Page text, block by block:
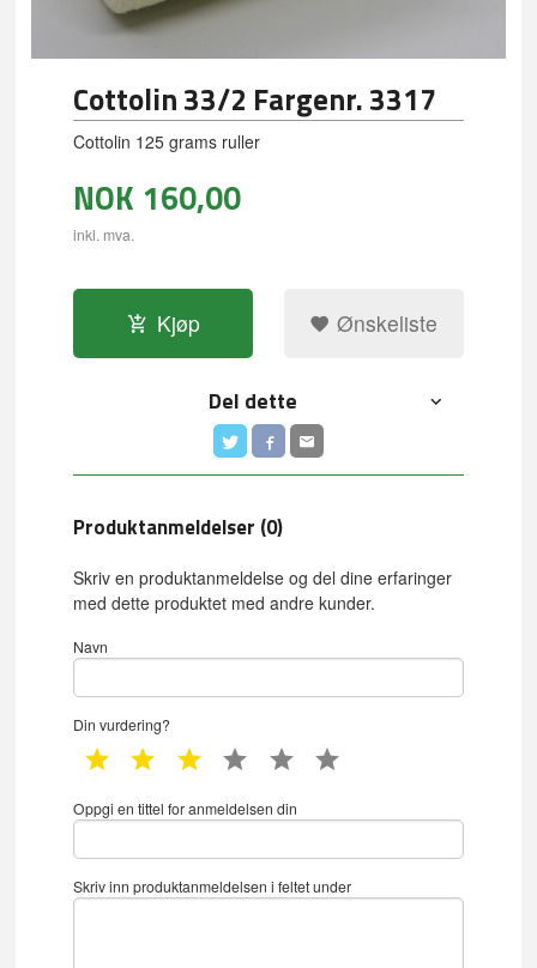
Cottolin 33/2 Fargenr. 3317
Cottolin 125 grams ruller
NOK 160,00
inkl. mva.
Kjøp Ønskeliste
Del dette
Produktanmeldelser (0)
Skriv en produktanmeldelse og del dine erfaringer
med dette produktet med andre kunder.
Navn
Din vurdering?
1 star 2 star 3 star 4 star 5 star
Oppgi en tittel for anmeldelsen din
Skriv inn produktanmeldelsen i feltet under